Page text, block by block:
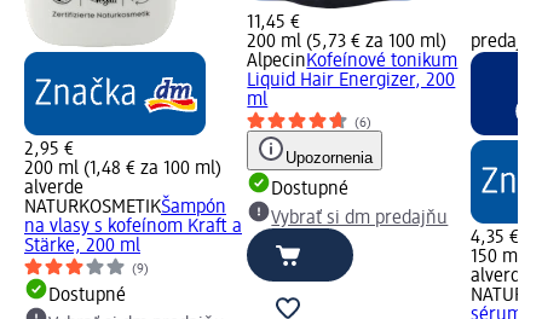
2,95 €
200 ml (1,48 € za 100 ml)
alverde
NATURKOSMETIKŠampón
na vlasy s kofeínom Kraft a
Stärke, 200 ml
(9)
Dostupné
11,45 €
200 ml (5,73 € za 100 ml)
AlpecinKofeínové tonikum
Liquid Hair Energizer, 200
ml
(6)
Upozornenia
Dostupné
Vybrať si dm predajňu
predajne
4,35 €
150 ml
alverde